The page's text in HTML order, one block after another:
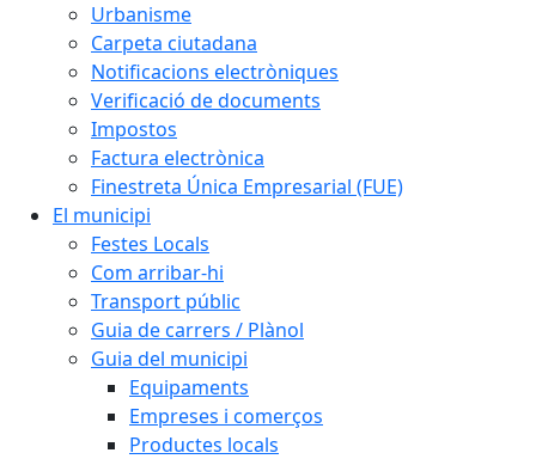
Urbanisme
Carpeta ciutadana
Notificacions electròniques
Verificació de documents
Impostos
Factura electrònica
Finestreta Única Empresarial (FUE)
El municipi
Festes Locals
Com arribar-hi
Transport públic
Guia de carrers / Plànol
Guia del municipi
Equipaments
Empreses i comerços
Productes locals